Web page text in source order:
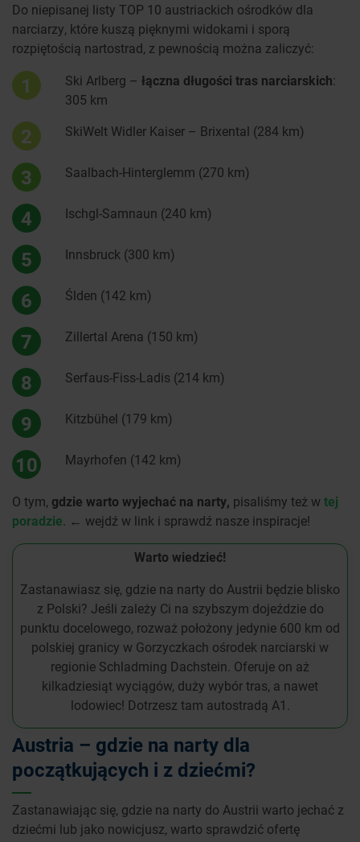
Do niepisanej listy TOP 10 austriackich ośrodków dla
narciarzy, które kuszą pięknymi widokami i sporą
rozpiętością nartostrad, z pewnością można zaliczyć:
1 Ski Arlberg – łączna długości tras narciarskich:
305 km
2 SkiWelt Widler Kaiser – Brixental (284 km)
3 Saalbach-Hinterglemm (270 km)
4 Ischgl-Samnaun (240 km)
5 Innsbruck (300 km)
6 Sölden (142 km)
7 Zillertal Arena (150 km)
8 Serfaus-Fiss-Ladis (214 km)
9 Kitzbühel (179 km)
10 Mayrhofen (142 km)
O tym, gdzie warto wyjechać na narty, pisaliśmy też wtej
poradzie. ← wejdź w link i sprawdź nasze inspiracje!
Warto wiedzieć!
Zastanawiasz się, gdzie na narty do Austrii będzie blisko
z Polski? Jeśli zależy Ci na szybszym dojeździe do
punktu docelowego, rozważ położony jedynie 600 km od
polskiej granicy w Gorzyczkach ośrodek narciarski w
regionie Schladming Dachstein. Oferuje on aż
kilkadziesiąt wyciągów, duży wybór tras, a nawet
lodowiec! Dotrzesz tam autostradą A1.
Austria – gdzie na narty dla
początkujących i z dziećmi?
Zastanawiając się, gdzie na narty do Austrii warto jechać z
dziećmi lub jako nowicjusz, warto sprawdzić ofertę